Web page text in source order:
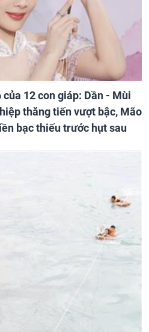
12 con giáp: Dần - Mùi
thăng tiến vượt bậc, Mão
bạc thiếu trước hụt sau